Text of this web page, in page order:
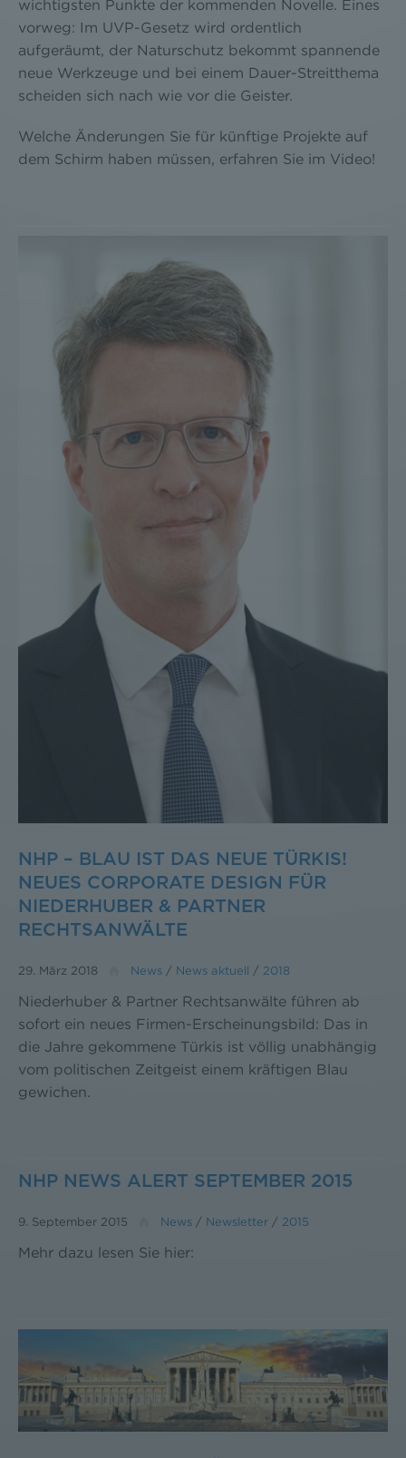
wichtigsten Punkte der kommenden Novelle. Eines
vorweg: Im UVP-Gesetz wird ordentlich
aufgeräumt, der Naturschutz bekommt spannende
neue Werkzeuge und bei einem Dauer-Streitthema
scheiden sich nach wie vor die Geister.
Welche Änderungen Sie für künftige Projekte auf
dem Schirm haben müssen, erfahren Sie im Video!
NHP – BLAU IST DAS NEUE TÜRKIS!
NEUES CORPORATE DESIGN FÜR
NIEDERHUBER & PARTNER
RECHTSANWÄLTE
29. März 2018 News / News aktuell / 2018
Niederhuber & Partner Rechtsanwälte führen ab
sofort ein neues Firmen-Erscheinungsbild: Das in
die Jahre gekommene Türkis ist völlig unabhängig
vom politischen Zeitgeist einem kräftigen Blau
gewichen.
NHP NEWS ALERT SEPTEMBER 2015
9. September 2015 News / Newsletter / 2015
Mehr dazu lesen Sie hier: